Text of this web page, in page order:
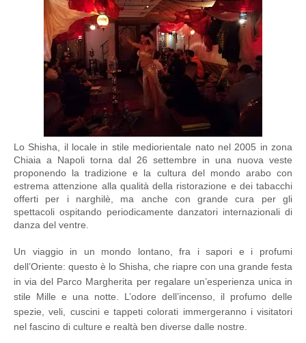
Lo Shisha, il locale in stile mediorientale nato nel 2005 in zona
Chiaia a Napoli torna dal 26 settembre in una nuova veste
proponendo la tradizione e la cultura del mondo arabo con
estrema attenzione alla qualità della ristorazione e dei tabacchi
offerti per i narghilè, ma anche con grande cura per gli
spettacoli ospitando periodicamente danzatori internazionali di
danza del ventre.
Un viaggio in un mondo lontano, fra i sapori e i profumi
dell’Oriente: questo è lo Shisha, che riapre con una grande festa
in via del Parco Margherita per regalare un’esperienza unica in
stile Mille e una notte. L’odore dell’incenso, il profumo delle
spezie, veli, cuscini e tappeti colorati immergeranno i visitatori
nel fascino di culture e realtà ben diverse dalle nostre.